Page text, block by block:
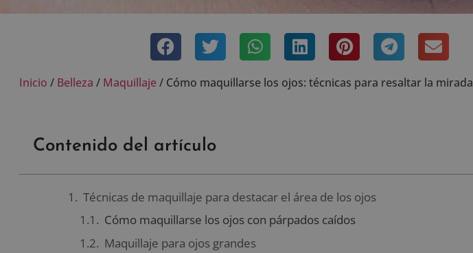
Inicio / Belleza / Maquillaje/ Cómo maquillarse los ojos: técnicas para resaltar la mirada
Contenido del artículo
Técnicas de maquillaje para destacar el área de los ojos
Cómo maquillarse los ojos con párpados caídos
Maquillaje para ojos grandes